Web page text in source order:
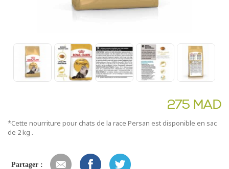
275 MAD
*Cette nourriture pour chats de la race Persan est disponible en sac
de 2 kg .
Partager :